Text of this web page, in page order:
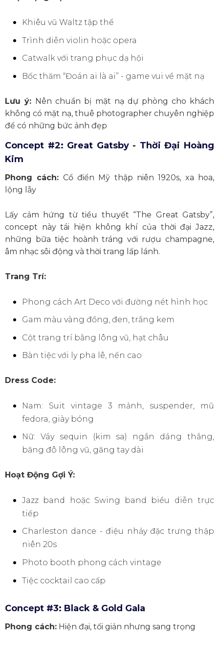
Khiêu vũ Waltz tập thể
Trình diễn violin hoặc opera
Catwalk với trang phục dạ hội
Bốc thăm “Đoán ai là ai” - game vui về mặt nạ
Lưu ý: Nên chuẩn bị mặt nạ dự phòng cho khách
không có mặt nạ, thuê photographer chuyên nghiệp
để có những bức ảnh đẹp
Concept #2: Great Gatsby - Thời Đại Hoàng
Kim
Phong cách: Cổ điển Mỹ thập niên 1920s, xa hoa,
lộng lẫy
Lấy cảm hứng từ tiểu thuyết “The Great Gatsby”,
concept này tái hiện không khí của thời đại Jazz,
những bữa tiệc hoành tráng với rượu champagne,
âm nhạc sôi động và thời trang lấp lánh.
Trang Trí:
Phong cách Art Deco với đường nét hình học
Gam màu vàng đồng, đen, trắng kem
Cột trang trí bằng lông vũ, hạt châu
Bàn tiệc với ly pha lê, nến cao
Dress Code:
Nam: Suit vintage 3 mảnh, suspender, mũ
fedora, giày bóng
Nữ: Váy sequin (kim sa) ngắn dáng thẳng,
băng đô lông vũ, găng tay dài
Hoạt Động Gợi Ý:
Jazz band hoặc Swing band biểu diễn trực
tiếp
Charleston dance - điệu nhảy đặc trưng thập
niên 20s
Photo booth phong cách vintage
Tiệc cocktail cao cấp
Concept #3: Black & Gold Gala
Phong cách: Hiện đại, tối giản nhưng sang trọng